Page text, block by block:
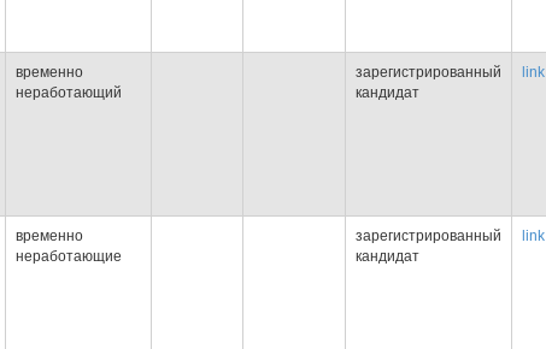
временно
неработающий
зарегистрированный
кандидат
link
временно
неработающие
зарегистрированный
кандидат
link